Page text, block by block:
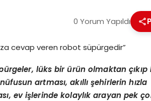
0 Yorum Yapıldı
lüks bir ürün olmaktan çıkıp
artması, akıllı şehirlerin hızla
ı, ev işlerinde kolaylık arayan pek